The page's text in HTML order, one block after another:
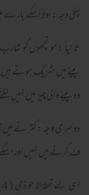
پہلی وجہ : اولاً اسکے بارے
ثا نیا ً : مو نچھوں کو
پینے میں شریک ہو تے
وہ پینے والی چیز میں نہیں
دوسری و جہ : کتر نے میں
ف کرنے میں نہیں اور